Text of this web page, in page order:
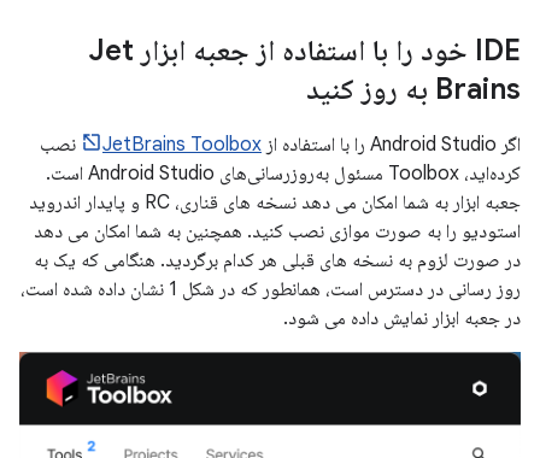
IDE خود را با استفاده از جعبه ابزار Jet
Brains به روز کنید
اگر Android Studio را با استفاده از JetBrains Toolbox
نصب
کرده‌اید، Toolbox مسئول به‌روزرسانی‌های Android Studio است.
جعبه ابزار به شما امکان می دهد نسخه های قناری، RC و پایدار اندروید
استودیو را به صورت موازی نصب کنید. همچنین به شما امکان می دهد
در صورت لزوم به نسخه های قبلی هر کدام برگردید. هنگامی که یک به
روز رسانی در دسترس است، همانطور که در شکل 1 نشان داده شده است،
در جعبه ابزار نمایش داده می شود.